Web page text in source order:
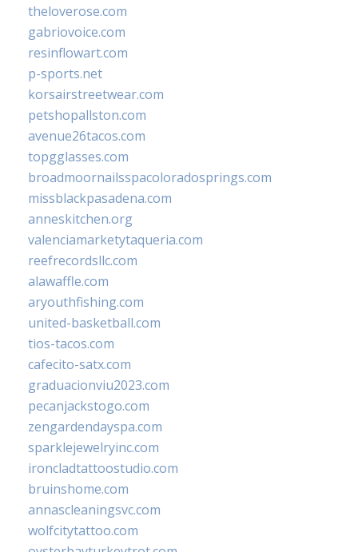
theloverose.com
gabriovoice.com
resinflowart.com
p-sports.net
korsairstreetwear.com
petshopallston.com
avenue26tacos.com
topgglasses.com
broadmoornailsspacoloradosprings.com
missblackpasadena.com
anneskitchen.org
valenciamarketytaqueria.com
reefrecordsllc.com
alawaffle.com
aryouthfishing.com
united-basketball.com
tios-tacos.com
cafecito-satx.com
graduacionviu2023.com
pecanjackstogo.com
zengardendayspa.com
sparklejewelryinc.com
ironcladtattoostudio.com
bruinshome.com
annascleaningsvc.com
wolfcitytattoo.com